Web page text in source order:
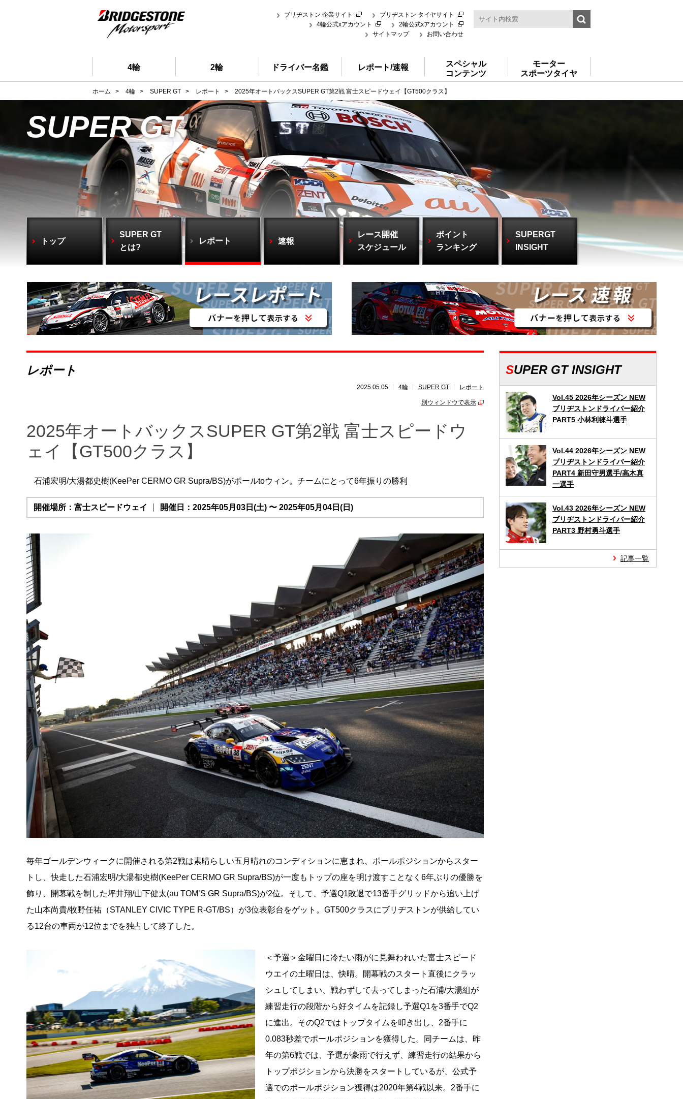
ブリヂストン 企業サイト
ブリヂストン タイヤサイト
4輪公式xアカウント
2輪公式xアカウント
サイトマップ
お問い合わせ
4輪 2輪 ドライバー名鑑 レポート/速報
スペシャル
コンテンツ
モーター
スポーツタイヤ
ホーム > 4輪 > SUPER GT > レポート > 2025年オートバックスSUPER GT第2戦 富士スピードウェイ【GT500クラス】
SUPER GT
トップ
SUPER GT
とは?
レポート 速報
レース開催
スケジュール
ポイント
ランキング
SUPERGT
INSIGHT
レポート
2025.05.05 4輪 SUPER GT レポート
別ウィンドウで表示
2025年オートバックスSUPER GT第2戦 富士スピードウ
ェイ【GT500クラス】
石浦宏明/大湯都史樹(KeePer CERMO GR Supra/BS)がポールtoウィン。チームにとって6年振りの勝利
開催場所：富士スピードウェイ 開催日：2025年05月03日(土) 〜 2025年05月04日(日)
毎年ゴールデンウィークに開催される第2戦は素晴らしい五月晴れのコンディションに恵まれ、ポールポジションからスター
トし、快走した石浦宏明/大湯都史樹(KeePer CERMO GR Supra/BS)が一度もトップの座を明け渡すことなく6年ぶりの優勝を
飾り、開幕戦を制した坪井翔/山下健太(au TOM’S GR Supra/BS)が2位。そして、予選Q1敗退で13番手グリッドから追い上げ
た山本尚貴/牧野任祐（STANLEY CIVIC TYPE R-GT/BS）が3位表彰台をゲット。GT500クラスにブリヂストンが供給してい
る12台の車両が12位までを独占して終了した。
＜予選＞金曜日に冷たい雨がに見舞われいた富士スピード
ウエイの土曜日は、快晴。開幕戦のスタート直後にクラッ
シュしてしまい、戦わずして去ってしまった石浦/大湯組が
練習走行の段階から好タイムを記録し予選Q1を3番手でQ2
に進出。そのQ2ではトップタイムを叩き出し、2番手に
0.083秒差でポールポジションを獲得した。同チームは、昨
年の第6戦では、予選が豪雨で行えず、練習走行の結果から
トップポジションから決勝をスタートしているが、公式予
選でのポールポジション獲得は2020年第4戦以来。2番手に
SUPER GT INSIGHT
Vol.45 2026年シーズン NEW
ブリヂストンドライバー紹介
PART5 小林利徠斗選手
Vol.44 2026年シーズン NEW
ブリヂストンドライバー紹介
PART4 新田守男選手/高木真
一選手
Vol.43 2026年シーズン NEW
ブリヂストンドライバー紹介
PART3 野村勇斗選手
記事一覧